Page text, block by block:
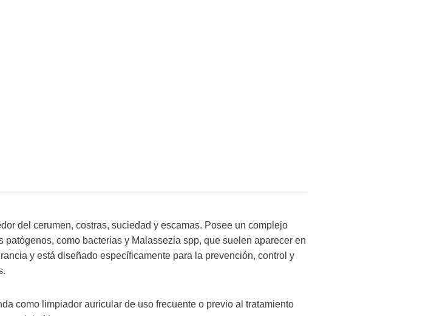
del cerumen, costras, suciedad y escamas. Posee un complejo
como bacterias y Malassezia spp, que suelen aparecer en
y está diseñado específicamente para la prevención, control y
como limpiador auricular de uso frecuente o previo al tratamiento